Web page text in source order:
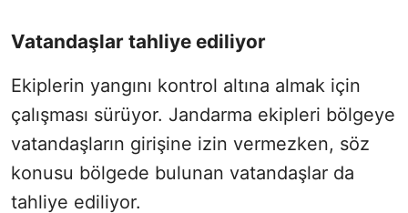
Vatandaşlar tahliye ediliyor
Ekiplerin yangını kontrol altına almak için
çalışması sürüyor. Jandarma ekipleri bölgeye
vatandaşların girişine izin vermezken, söz
konusu bölgede bulunan vatandaşlar da
tahliye ediliyor.